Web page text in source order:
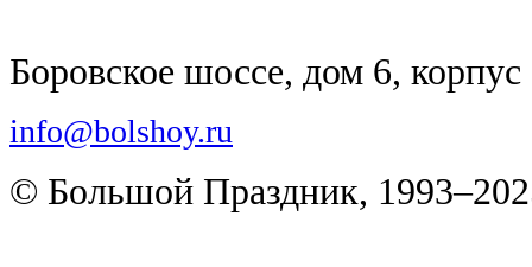
Боровское шоссе, дом 6, корпус
info@bolshoy.ru
© Большой Праздник,